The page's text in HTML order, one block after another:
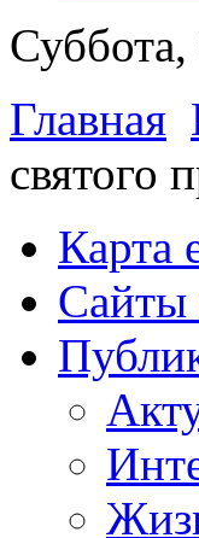
Суббота,
Главная
святого
Карта
Сайты